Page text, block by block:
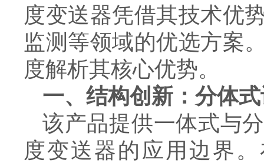
度变送器凭借其技术优
监测等领域的优选方案
度解析其核心优势。
一、结构创新：分体
该产品提供一体式与
度变送器的应用边界